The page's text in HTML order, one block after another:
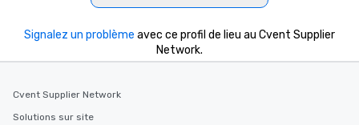
Signalez un problème avec ce profil de lieu au Cvent Supplier
Network.
Cvent Supplier Network
Solutions sur site